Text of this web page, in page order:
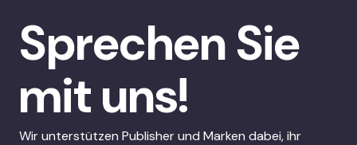
Sprechen Sie
mit uns!
Wir unterstützen Publisher und Marken dabei, ihr